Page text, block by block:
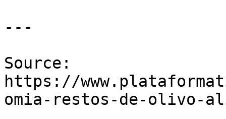
---
Source:
https://